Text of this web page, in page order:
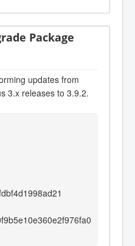
Package
updates from
3.x releases to 3.9.2.